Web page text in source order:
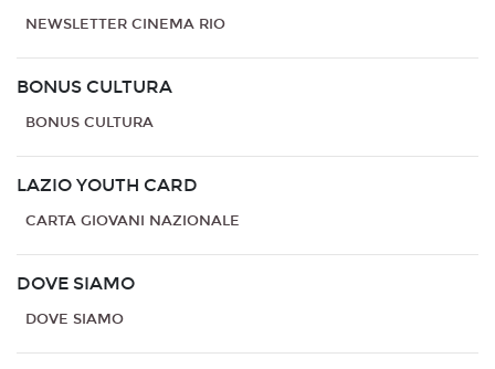
NEWSLETTER CINEMA RIO
BONUS CULTURA
BONUS CULTURA
LAZIO YOUTH CARD
CARTA GIOVANI NAZIONALE
DOVE SIAMO
DOVE SIAMO